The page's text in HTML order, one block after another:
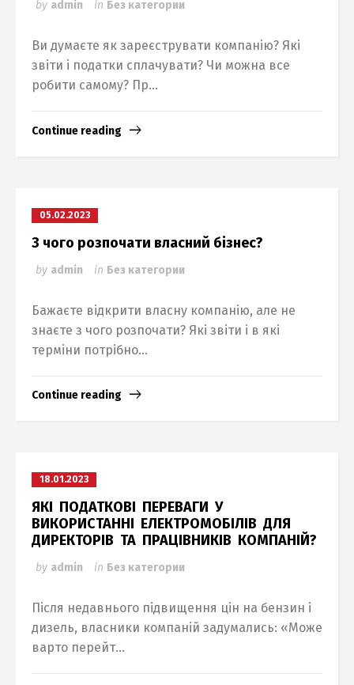
by admin in Без категории
Ви думаєте як зареєструвати компанію? Які
звіти і податки сплачувати? Чи можна все
робити самому? Пр...
Continue reading
05.02.2023
З чого розпочати власний бізнес?
by admin in Без категории
Бажаєте відкрити власну компанію, але не
знаєте з чого розпочати? Які звіти і в які
терміни потрібно...
Continue reading
18.01.2023
ЯКІ ПОДАТКОВІ ПЕРЕВАГИ У
ВИКОРИСТАННІ ЕЛЕКТРОМОБІЛІВ ДЛЯ
ДИРЕКТОРІВ ТА ПРАЦІВНИКІВ КОМПАНІЙ?
by admin in Без категории
Після недавнього підвищення цін на бензин і
дизель, власники компаній задумались: «Може
варто перейт...